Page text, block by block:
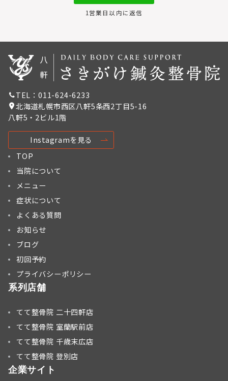
1営業日以内に返信
TEL：011-624-6233
北海道札幌市西区八軒5条西2丁目5-16
八軒5・2ビル1階
Instagramを見る
TOP
当院について
メニュー
症状について
よくある質問
お知らせ
ブログ
初回予約
プライバシーポリシー
系列店舗
てて整骨院 二十四軒店
てて整骨院 室蘭駅前店
てて整骨院 千歳末広店
てて整骨院 登別店
企業サイト